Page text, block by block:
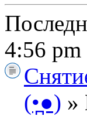
4:56 pm
(•̪●) »